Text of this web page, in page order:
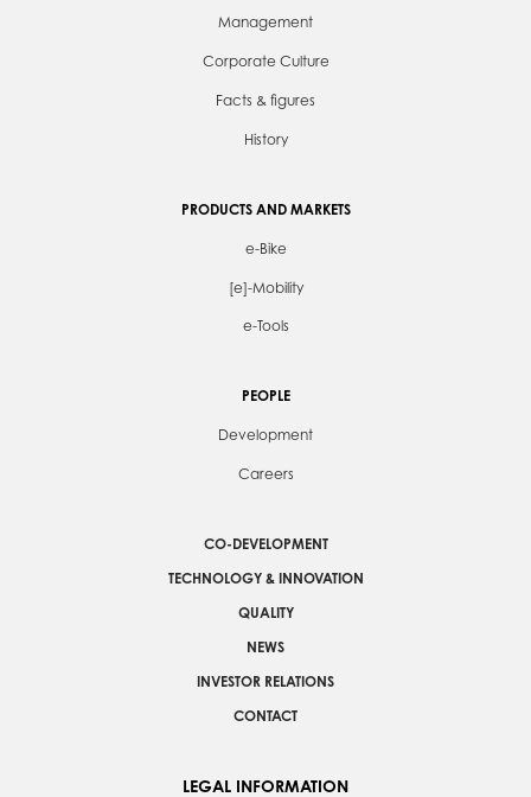
Management
Corporate Culture
Facts & figures
History
PRODUCTS AND MARKETS
e-Bike
[e]-Mobility
e-Tools
PEOPLE
Development
Careers
CO-DEVELOPMENT
TECHNOLOGY & INNOVATION
QUALITY
NEWS
INVESTOR RELATIONS
CONTACT
LEGAL INFORMATION